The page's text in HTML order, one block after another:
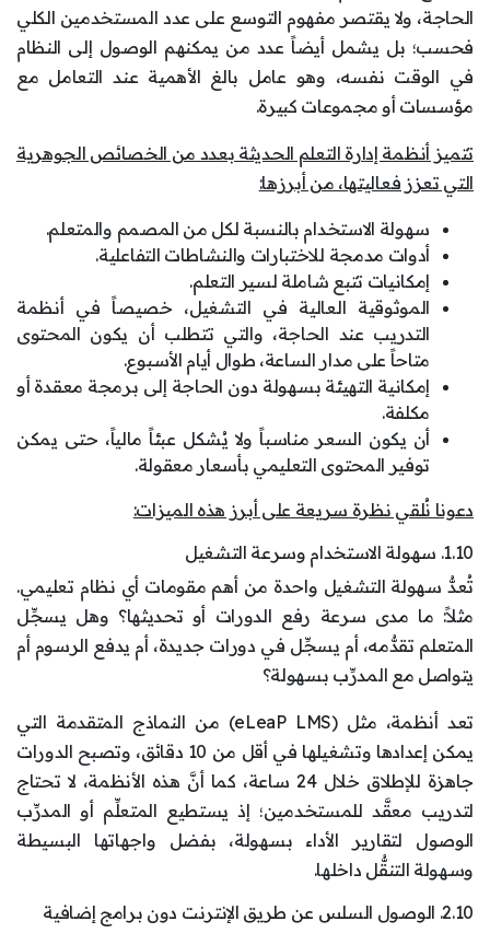
الحاجة، ولا يقتصر مفهوم التوسع على عدد المستخدمين الكلي
فحسب؛ بل يشمل أيضاً عدد من يمكنهم الوصول إلى النظام
في الوقت نفسه، وهو عامل بالغ الأهمية عند التعامل مع
مؤسسات أو مجموعات كبيرة.
تتميز أنظمة إدارة التعلم الحديثة بعدد من الخصائص الجوهرية
التي تعزز فعاليتها، من أبرزها:
سهولة الاستخدام بالنسبة لكل من المصمم والمتعلم.
أدوات مدمجة للاختبارات والنشاطات التفاعلية.
إمكانيات تتبع شاملة لسير التعلم.
الموثوقية العالية في التشغيل، خصيصاً في أنظمة
التدريب عند الحاجة، والتي تتطلب أن يكون المحتوى
متاحاً على مدار الساعة، طوال أيام الأسبوع.
إمكانية التهيئة بسهولة دون الحاجة إلى برمجة معقدة أو
مكلفة.
أن يكون السعر مناسباً ولا يُشكل عبئاً مالياً، حتى يمكن
توفير المحتوى التعليمي بأسعار معقولة.
دعونا نُلقي نظرة سريعة على أبرز هذه الميزات:
1.10. سهولة الاستخدام وسرعة التشغيل
تُعدُّ سهولة التشغيل واحدة من أهم مقومات أي نظام تعليمي.
مثلاً: ما مدى سرعة رفع الدورات أو تحديثها؟ وهل يسجِّل
المتعلم تقدُّمه، أم يسجِّل في دورات جديدة، أم يدفع الرسوم أم
يتواصل مع المدرِّب بسهولة؟
تعد أنظمة، مثل (eLeaP LMS) من النماذج المتقدمة التي
يمكن إعدادها وتشغيلها في أقل من 10 دقائق، وتصبح الدورات
جاهزة للإطلاق خلال 24 ساعة، كما أنَّ هذه الأنظمة، لا تحتاج
لتدريب معقَّد للمستخدمين؛ إذ يستطيع المتعلِّم أو المدرِّب
الوصول لتقارير الأداء بسهولة، بفضل واجهاتها البسيطة
وسهولة التنقُّل داخلها.
2.10. الوصول السلس عن طريق الإنترنت دون برامج إضافية